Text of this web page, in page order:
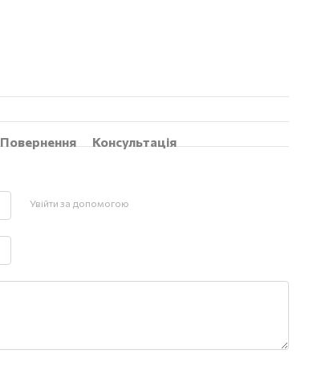
Повернення
Консультація
Увійти за допомогою